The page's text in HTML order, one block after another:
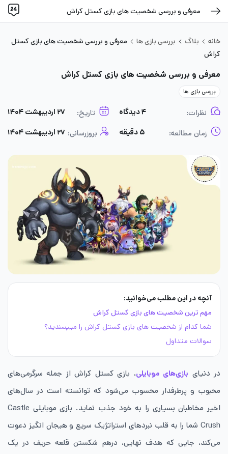
معرفی و بررسی شخصیت های بازی کستل کراش
خانه بلاگ بررسی بازی ها
معرفی و بررسی شخصیت های بازی کستل
کراش
معرفی و بررسی شخصیت های بازی کستل کراش
بررسی بازی ها
نظرات: ۴ دیدگاه تاریخ: ۲۷ اردیبهشت ۱۴۰۴
زمان مطالعه: ۵ دقیقه بروزرسانی: ۲۷ اردیبهشت ۱۴۰۴
آنچه در این مطلب می‌خوانید:
مهم ترین شخصیت های بازی کستل کراش
شما کدام از شخصیت های بازی کستل کراش را میپسندید؟
سوالات متداول
در دنیای بازی‌های موبایلی، بازی کستل کراش از جمله سرگرمی‌های
محبوب و پرطرفدار محسوب می‌شود که توانسته است در سال‌های
اخیر مخاطبان بسیاری را به خود جذب نماید. بازی موبایلی Castle
Crush شما را به قلب نبردهای استراتژیک سریع و هیجان ‌انگیز دعوت
می‌کند، جایی که هدف نهایی، درهم شکستن قلعه حریف در یک